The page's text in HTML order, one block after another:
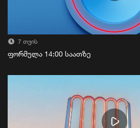
7 თვის
ფორმულა 14:00 საათზე